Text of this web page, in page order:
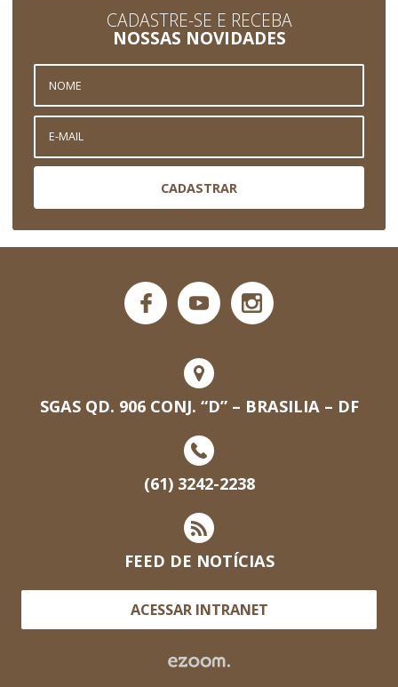
CADASTRE-SE E RECEBA
NOSSAS NOVIDADES
CADASTRAR
SGAS QD. 906 CONJ. “D” – BRASILIA – DF
(61) 3242-2238
FEED DE NOTÍCIAS
ACESSAR INTRANET